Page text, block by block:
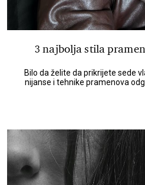
3 najbolja stila
Bilo da želite da prikrijete sede
nijanse i tehnike pramenova